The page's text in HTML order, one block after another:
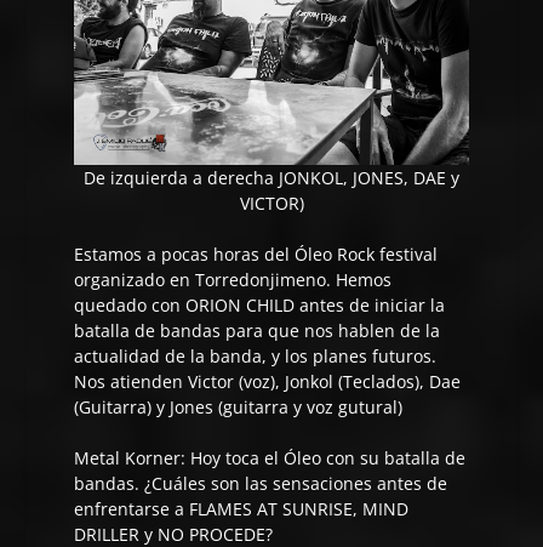
De izquierda a derecha JONKOL, JONES, DAE y
VICTOR)
Estamos a pocas horas del Óleo Rock festival
organizado en Torredonjimeno. Hemos
quedado con ORION CHILD antes de iniciar la
batalla de bandas para que nos hablen de la
actualidad de la banda, y los planes futuros.
Nos atienden Victor (voz), Jonkol (Teclados), Dae
(Guitarra) y Jones (guitarra y voz gutural)
Metal Korner: Hoy toca el Óleo con su batalla de
bandas. ¿Cuáles son las sensaciones antes de
enfrentarse a FLAMES AT SUNRISE, MIND
DRILLER y NO PROCEDE?